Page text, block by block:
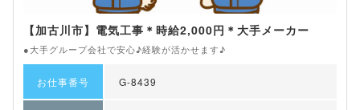
【加古川市】電気工事＊時給2,000円＊大手メーカー
●大手グループ会社で安心♪経験が活かせます♪
お仕事番号 G-8439